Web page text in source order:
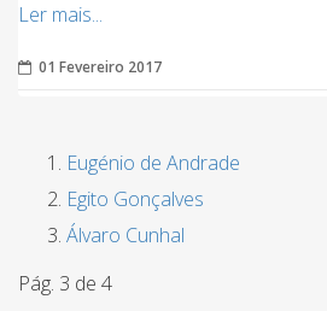
Ler mais...
01 Fevereiro 2017
Eugénio de Andrade
Egito Gonçalves
Álvaro Cunhal
Pág. 3 de 4